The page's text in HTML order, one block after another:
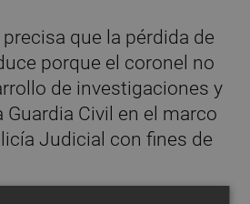
que la pérdida de
porque el coronel no
de investigaciones y
Civil en el marco
Judicial con fines de